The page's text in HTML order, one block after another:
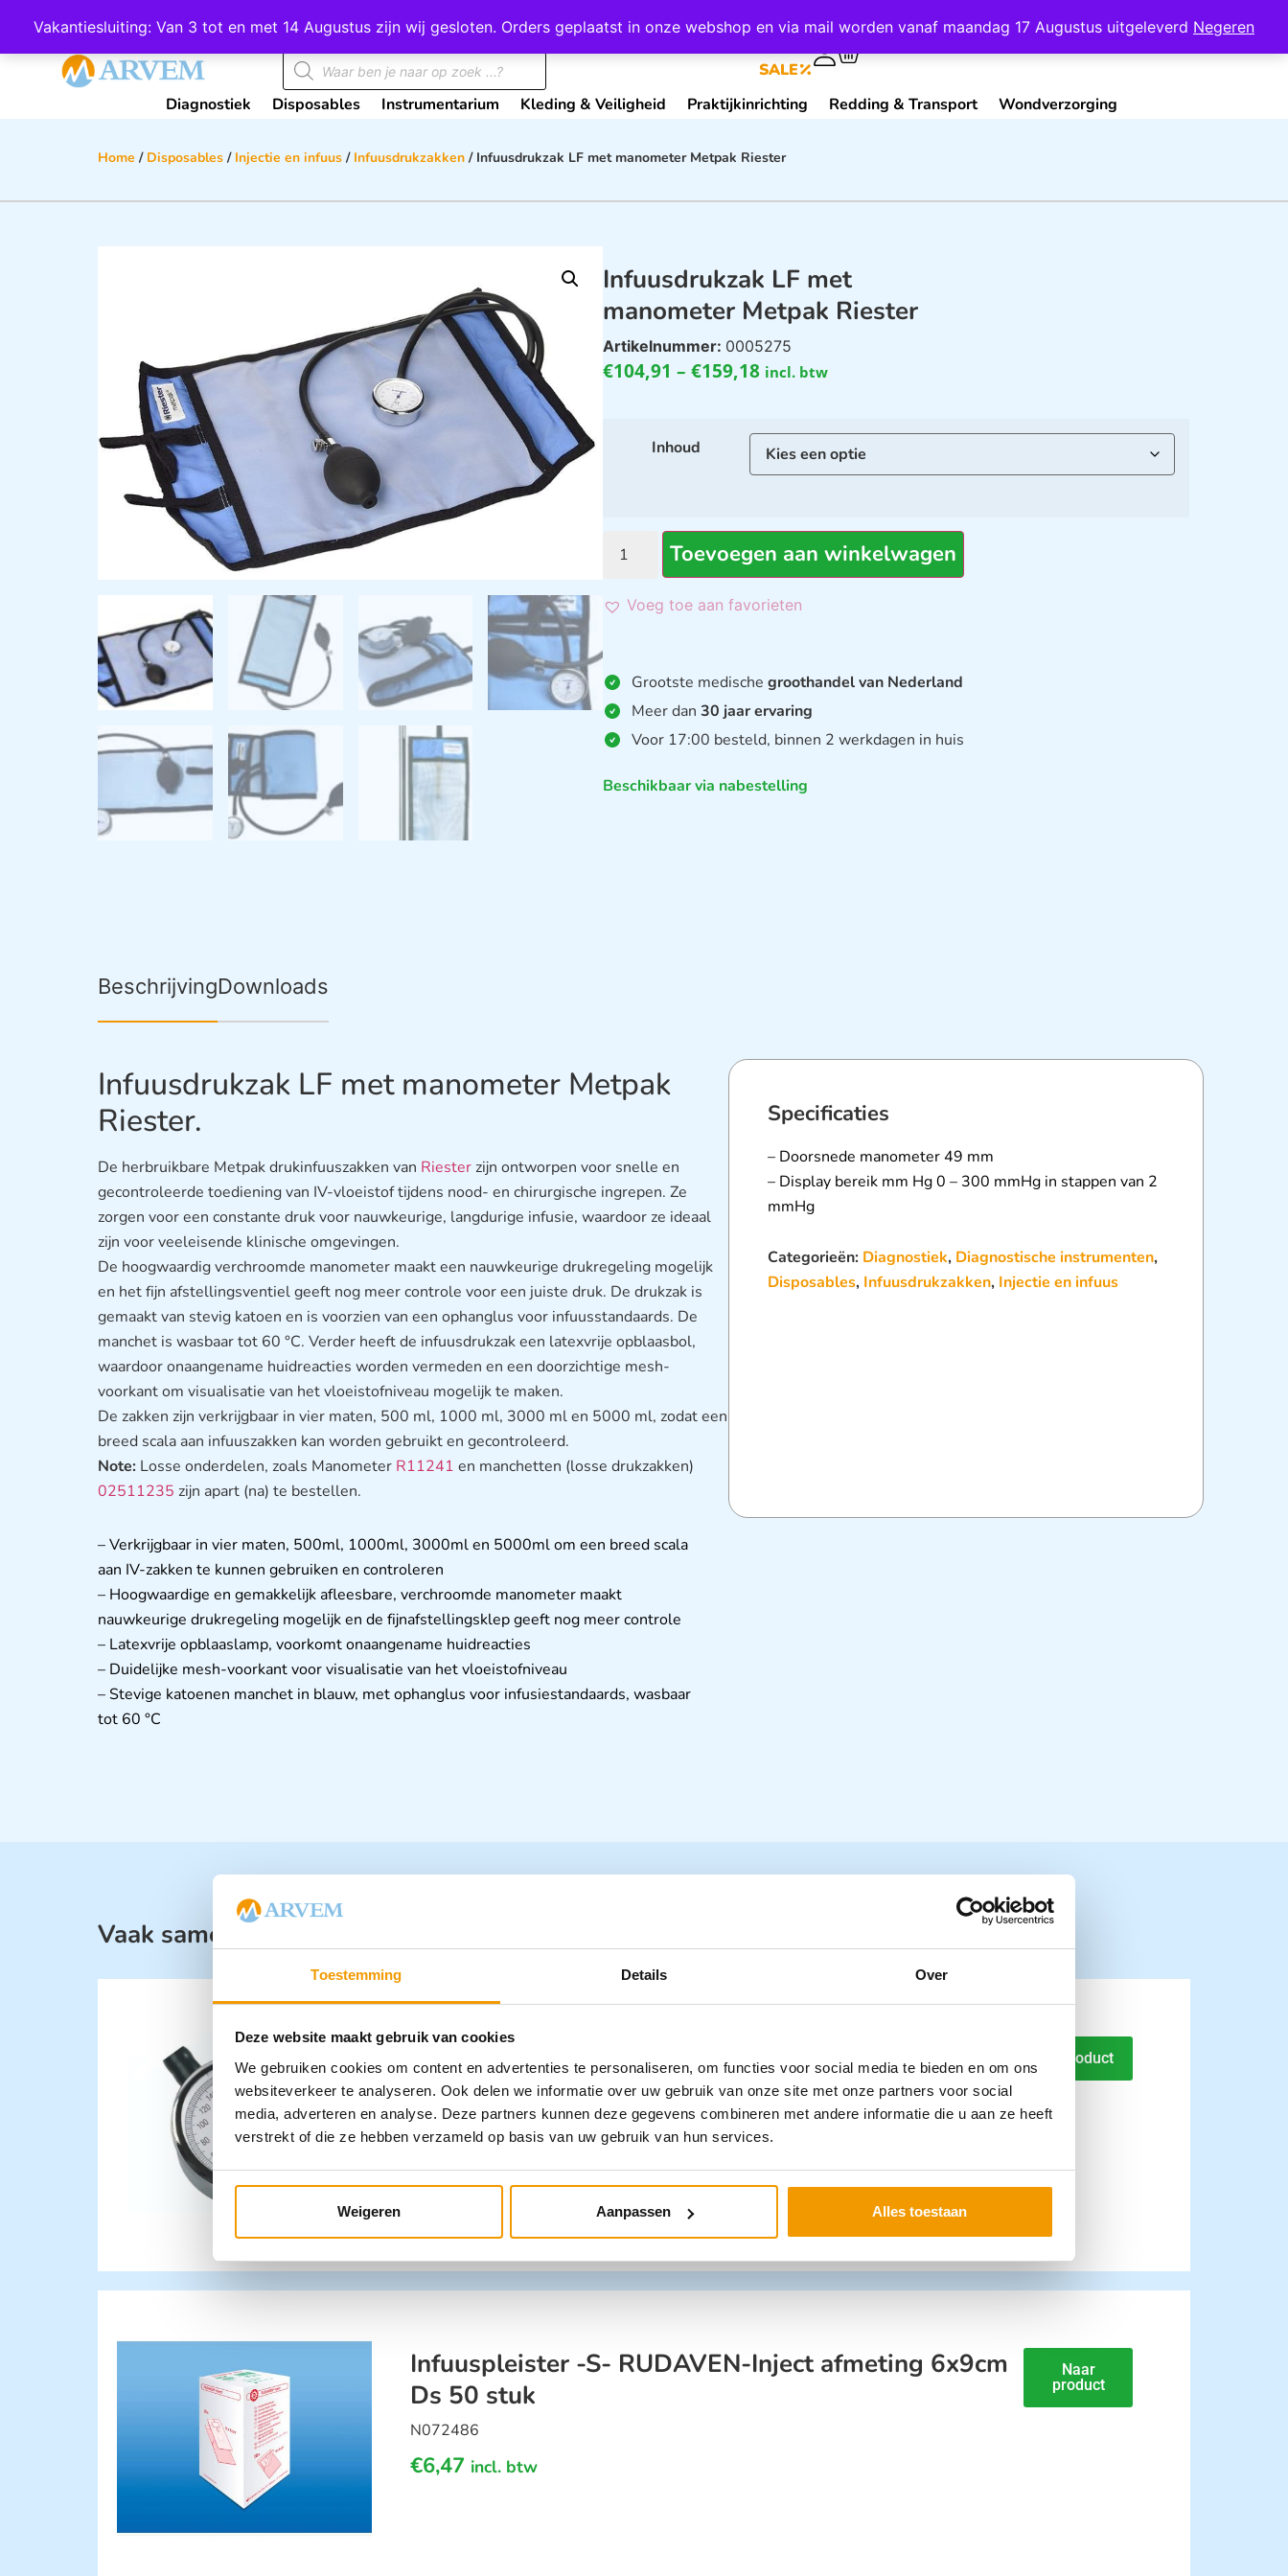
Toestemming Details Over
Deze website maakt gebruik van cookies
We gebruiken cookies om content en advertenties te personaliseren, om functies voor social media te bieden en om ons
websiteverkeer te analyseren. Ook delen we informatie over uw gebruik van onze site met onze partners voor social
media, adverteren en analyse. Deze partners kunnen deze gegevens combineren met andere informatie die u aan ze heeft
verstrekt of die ze hebben verzameld op basis van uw gebruik van hun services.
Weigeren Aanpassen Alles toestaan
Vakantiesluiting: Van 3 tot en met 14 Augustus zijn wij gesloten. Orders geplaatst in onze webshop en via mail worden vanaf maandag 17 Augustus uitgeleverd Negeren
Wij scoren een 4,8 op Google Mijn Account Contact
SALE
Diagnostiek Disposables Instrumentarium Kleding & Veiligheid Praktijkinrichting Redding & Transport Wondverzorging
Home / Disposables / Injectie en infuus / Infuusdrukzakken / Infuusdrukzak LF met manometer Metpak Riester
Infuusdrukzak LF met
manometer Metpak Riester
Artikelnummer: 0005275
€104,91 – €159,18 incl. btw
Inhoud
Toevoegen aan winkelwagen
Voeg toe aan favorieten
Grootste medischegroothandel van Nederland
Meer dan30 jaar ervaring
Voor 17:00 besteld, binnen 2 werkdagen in huis
Beschikbaar via nabestelling
BeschrijvingDownloads
Infuusdrukzak LF met manometer Metpak
Riester.
De herbruikbare Metpak drukinfuuszakken van Riester zijn ontworpen voor snelle en
gecontroleerde toediening van IV-vloeistof tijdens nood- en chirurgische ingrepen. Ze
zorgen voor een constante druk voor nauwkeurige, langdurige infusie, waardoor ze ideaal
zijn voor veeleisende klinische omgevingen.
De hoogwaardig verchroomde manometer maakt een nauwkeurige drukregeling mogelijk
en het fijn afstellingsventiel geeft nog meer controle voor een juiste druk. De drukzak is
gemaakt van stevig katoen en is voorzien van een ophanglus voor infuusstandaards. De
manchet is wasbaar tot 60 °C. Verder heeft de infuusdrukzak een latexvrije opblaasbol,
waardoor onaangename huidreacties worden vermeden en een doorzichtige mesh-
voorkant om visualisatie van het vloeistofniveau mogelijk te maken.
De zakken zijn verkrijgbaar in vier maten, 500 ml, 1000 ml, 3000 ml en 5000 ml, zodat een
breed scala aan infuuszakken kan worden gebruikt en gecontroleerd.
Note: Losse onderdelen, zoals Manometer R11241 en manchetten (losse drukzakken)
02511235 zijn apart (na) te bestellen.
Specificaties
– Doorsnede manometer 49 mm
– Display bereik mm Hg 0 – 300 mmHg in stappen van 2
mmHg
Categorieën: Diagnostiek, Diagnostische instrumenten,
Disposables, Infuusdrukzakken, Injectie en infuus
– Verkrijgbaar in vier maten, 500ml, 1000ml, 3000ml en 5000ml om een breed scala
aan IV-zakken te kunnen gebruiken en controleren
– Hoogwaardige en gemakkelijk afleesbare, verchroomde manometer maakt
nauwkeurige drukregeling mogelijk en de fijnafstellingsklep geeft nog meer controle
– Latexvrije opblaaslamp, voorkomt onaangename huidreacties
– Duidelijke mesh-voorkant voor visualisatie van het vloeistofniveau
– Stevige katoenen manchet in blauw, met ophanglus voor infusiestandaards, wasbaar
tot 60 °C
Vaak samen gekocht met:
Naar product
Manometer voor Metpak infuusdrukzak Riester
R11241
€74,96 incl. btw
Naar
product
Infuuspleister -S- RUDAVEN-Inject afmeting 6x9cm
Ds 50 stuk
N072486
€6,47 incl. btw